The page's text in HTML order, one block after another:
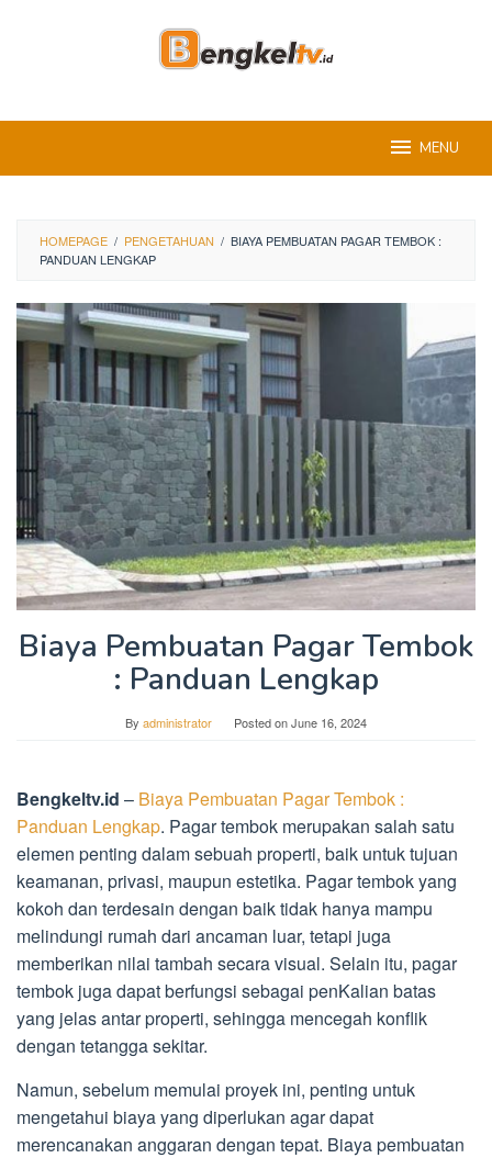
MENU
HOMEPAGE / PENGETAHUAN / BIAYA PEMBUATAN PAGAR TEMBOK :
PANDUAN LENGKAP
Biaya Pembuatan Pagar Tembok
: Panduan Lengkap
By administrator Posted onJune 16, 2024
Bengkeltv.id – Biaya Pembuatan Pagar Tembok :
Panduan Lengkap. Pagar tembok merupakan salah satu
elemen penting dalam sebuah properti, baik untuk tujuan
keamanan, privasi, maupun estetika. Pagar tembok yang
kokoh dan terdesain dengan baik tidak hanya mampu
melindungi rumah dari ancaman luar, tetapi juga
memberikan nilai tambah secara visual. Selain itu, pagar
tembok juga dapat berfungsi sebagai penKalian batas
yang jelas antar properti, sehingga mencegah konflik
dengan tetangga sekitar.
Namun, sebelum memulai proyek ini, penting untuk
mengetahui biaya yang diperlukan agar dapat
merencanakan anggaran dengan tepat. Biaya pembuatan